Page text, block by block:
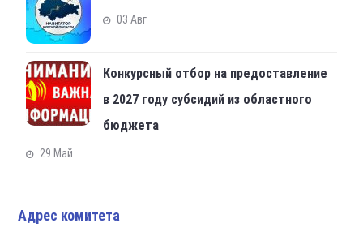
03 Авг
Конкурсный отбор на предоставление
в 2027 году субсидий из областного
бюджета
29 Май
Адрес комитета